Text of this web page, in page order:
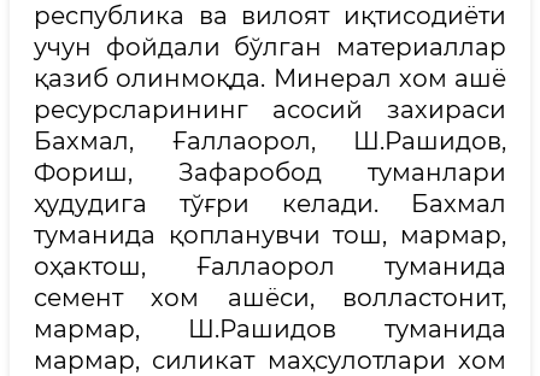
республика ва вилоят иқтисодиёти
учун фойдали бўлган материаллар
қазиб олинмоқда. Минерал хом ашё
ресурсларининг асосий захираси
Бахмал, Ғаллаорол, Ш.Рашидов,
Фориш, Зафаробод туманлари
ҳудудига тўғри келади. Бахмал
туманида қопланувчи тош, мармар,
оҳактош, Ғаллаорол туманида
семент хом ашёси, волластонит,
мармар, Ш.Рашидов туманида
мармар, силикат маҳсулотлари хом